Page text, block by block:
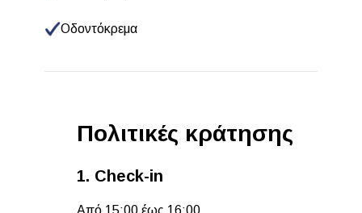
Oδοντόκρεμα
Πολιτικές κράτησης
1. Check-in
Από 15:00 έως 16:00